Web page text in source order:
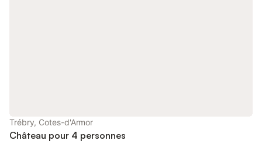
Trébry, Cotes-d'Armor
Château pour 4 personnes